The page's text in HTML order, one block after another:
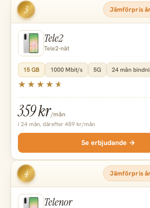
3 Jämförpris år
Tele2
Tele2-nät
15 GB 1000 Mbit/s 5G 24 mån
359 kr/mån
i 24 mån, därefter 489 kr/mån
Se erbjudande →
4 Jämförpris år
Telenor